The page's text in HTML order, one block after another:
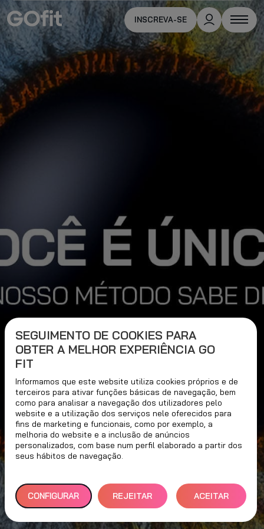
INSCREVA-SE
SEGUIMENTO DE COOKIES PARA
OBTER A MELHOR EXPERIÊNCIA GO
FIT
Informamos que este website utiliza cookies próprios e de
terceiros para ativar funções básicas de navegação, bem
como para analisar a navegação dos utilizadores pelo
website e a utilização dos serviços nele oferecidos para
fins de marketing e funcionais, como por exemplo, a
melhoria do website e a inclusão de anúncios
personalizados, com base num perfil elaborado a partir dos
seus hábitos de navegação.
CONFIGURAR REJEITAR
TUDO
ACEITAR
TODOS